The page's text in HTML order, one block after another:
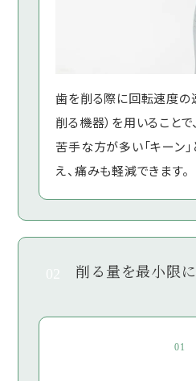
歯を削る際に回転速度の
削る機器）を用いること
苦手な方が多い「キーン
え、痛みも軽減できます。
削る量を最小限
01